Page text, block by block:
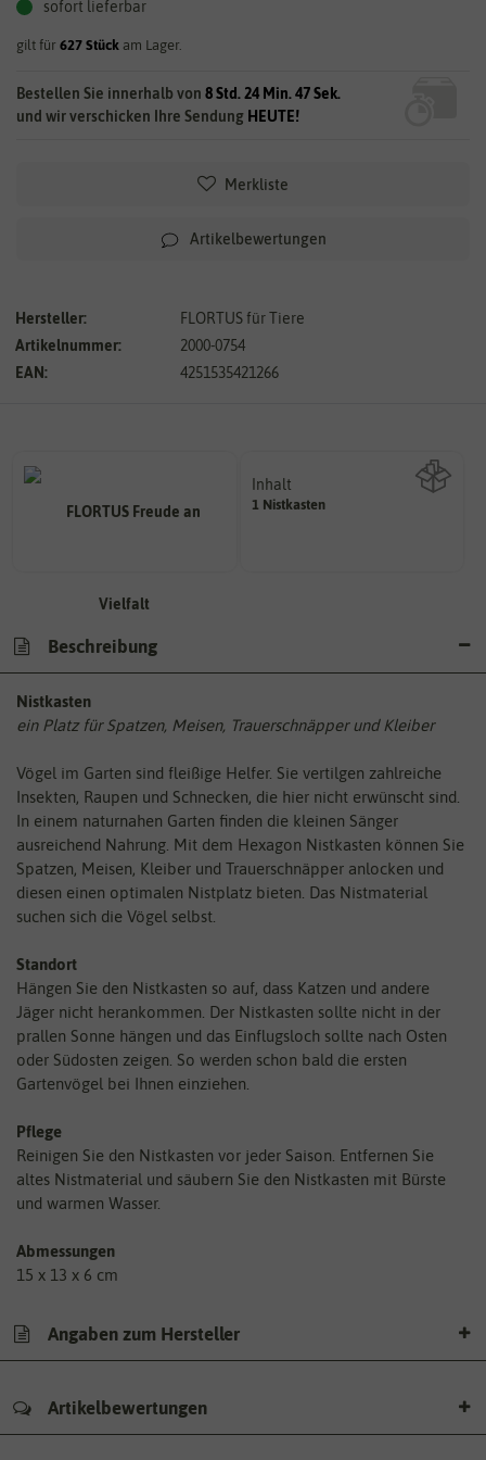
sofort lieferbar
gilt für 627 Stück am Lager.
Bestellen Sie innerhalb von 8 Std. 24 Min. 47 Sek.
und wir verschicken Ihre Sendung HEUTE!
Merkliste
Artikelbewertungen
Hersteller:
FLORTUS für Tiere
Artikelnummer:
2000-0754
EAN:
4251535421266
Inhalt
1 NistkastenWie viel ist enthalten
Beschreibung
Nistkasten
ein Platz für Spatzen, Meisen, Trauerschnäpper und Kleiber
Vögel im Garten sind fleißige Helfer. Sie vertilgen zahlreiche
Insekten, Raupen und Schnecken, die hier nicht erwünscht sind.
In einem naturnahen Garten finden die kleinen Sänger
ausreichend Nahrung. Mit dem Hexagon Nistkasten können Sie
Spatzen, Meisen, Kleiber und Trauerschnäpper anlocken und
diesen einen optimalen Nistplatz bieten. Das Nistmaterial
suchen sich die Vögel selbst.
Standort
Hängen Sie den Nistkasten so auf, dass Katzen und andere
Jäger nicht herankommen. Der Nistkasten sollte nicht in der
prallen Sonne hängen und das Einflugsloch sollte nach Osten
oder Südosten zeigen. So werden schon bald die ersten
Gartenvögel bei Ihnen einziehen.
Pflege
Reinigen Sie den Nistkasten vor jeder Saison. Entfernen Sie
altes Nistmaterial und säubern Sie den Nistkasten mit Bürste
und warmen Wasser.
Abmessungen
15 x 13 x 6 cm
Angaben zum Hersteller
Artikelbewertungen